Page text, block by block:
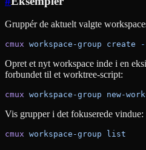
Gruppér de aktuelt valgte
cmux workspace-group create
Opret et nyt workspace inde i en
forbundet til et worktree-script:
cmux workspace-group new-
Vis grupper i det fokuserede vindue:
cmux workspace-group list